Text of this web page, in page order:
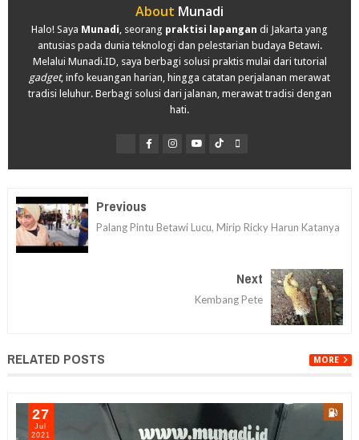
About Munadi
Halo! Saya Munadi, seorang praktisi lapangan di Jakarta yang
antusias pada dunia teknologi dan pelestarian budaya Betawi.
Melalui Munadi.ID, saya berbagi solusi praktis mulai dari tutorial
gadget, info keuangan harian, hingga catatan perjalanan merawat
tradisi leluhur. Berbagi solusi dari jalanan, merawat tradisi dengan
hati.
Previous
Palang Pintu Betawi Lucu, Mirip Ricky Harun Katanya
Next
Kembang Pete
RELATED POSTS MORE
27
Jul
2021